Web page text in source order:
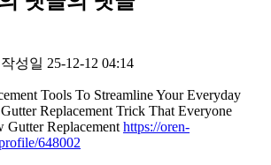
작성일 25-12-12 04:14
Tools To Streamline Your Everyday
Replacement Trick That Everyone
Gutter Replacement https://oren-
648002